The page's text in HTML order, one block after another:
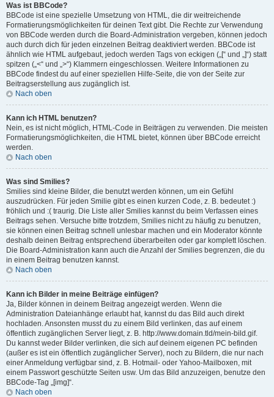
Was ist BBCode?
BBCode ist eine spezielle Umsetzung von HTML, die dir weitreichende
Formatierungsmöglichkeiten für deinen Text gibt. Die Rechte zur Verwendung
von BBCode werden durch die Board-Administration vergeben, können jedoch
auch durch dich für jeden einzelnen Beitrag deaktiviert werden. BBCode ist
ähnlich wie HTML aufgebaut, jedoch werden Tags von eckigen („[“ und „]“) statt
spitzen („<“ und „>“) Klammern eingeschlossen. Weitere Informationen zu
BBCode findest du auf einer speziellen Hilfe-Seite, die von der Seite zur
Beitragserstellung aus zugänglich ist.
Nach oben
Kann ich HTML benutzen?
Nein, es ist nicht möglich, HTML-Code in Beiträgen zu verwenden. Die meisten
Formatierungsmöglichkeiten, die HTML bietet, können über BBCode erreicht
werden.
Nach oben
Was sind Smilies?
Smilies sind kleine Bilder, die benutzt werden können, um ein Gefühl
auszudrücken. Für jeden Smilie gibt es einen kurzen Code, z. B. bedeutet :)
fröhlich und :( traurig. Die Liste aller Smilies kannst du beim Verfassen eines
Beitrags sehen. Versuche bitte trotzdem, Smilies nicht zu häufig zu benutzen,
sie können einen Beitrag schnell unlesbar machen und ein Moderator könnte
deshalb deinen Beitrag entsprechend überarbeiten oder gar komplett löschen.
Die Board-Administration kann auch die Anzahl der Smilies begrenzen, die du
in einem Beitrag benutzen kannst.
Nach oben
Kann ich Bilder in meine Beiträge einfügen?
Ja, Bilder können in deinem Beitrag angezeigt werden. Wenn die
Administration Dateianhänge erlaubt hat, kannst du das Bild auch direkt
hochladen. Ansonsten musst du zu einem Bild verlinken, das auf einem
öffentlich zugänglichen Server liegt, z. B. http://www.domain.tld/mein-bild.gif.
Du kannst weder Bilder verlinken, die sich auf deinem eigenen PC befinden
(außer es ist ein öffentlich zugänglicher Server), noch zu Bildern, die nur nach
einer Anmeldung verfügbar sind, z. B. Hotmail- oder Yahoo-Mailboxen, mit
einem Passwort geschützte Seiten usw. Um das Bild anzuzeigen, benutze den
BBCode-Tag „[img]“.
Nach oben